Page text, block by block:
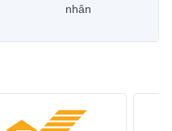
nhân